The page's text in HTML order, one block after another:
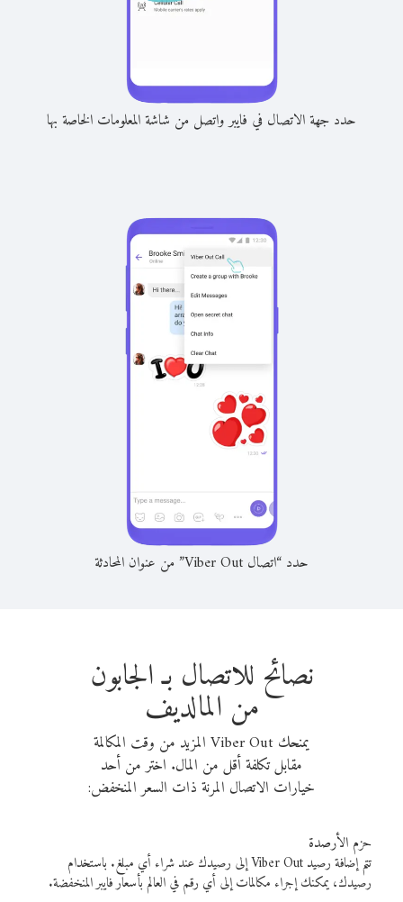
حدد جهة الاتصال في فايبر واتصل من شاشة المعلومات الخاصة بها
حدد “اتصال Viber Out” من عنوان المحادثة
نصائح للاتصال بـ الجابون
من المالديف
يمنحك Viber Out المزيد من وقت المكالمة
مقابل تكلفة أقل من المال. اختر من أحد
خيارات الاتصال المرنة ذات السعر المنخفض:
حزم الأرصدة
تتم إضافة رصيد Viber Out إلى رصيدك عند شراء أي مبلغ. باستخدام
رصيدك، يمكنك إجراء مكالمات إلى أي رقم في العالم بأسعار فايبر المنخفضة.